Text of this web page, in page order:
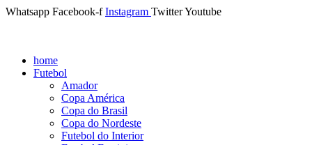
Whatsapp Facebook-f Instagram TwitterYoutube
home
Futebol
Amador
Copa América
Copa do Brasil
Copa do Nordeste
Futebol do Interior